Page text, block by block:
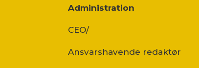
Administration
CEO/
Ansvars­havende redaktør